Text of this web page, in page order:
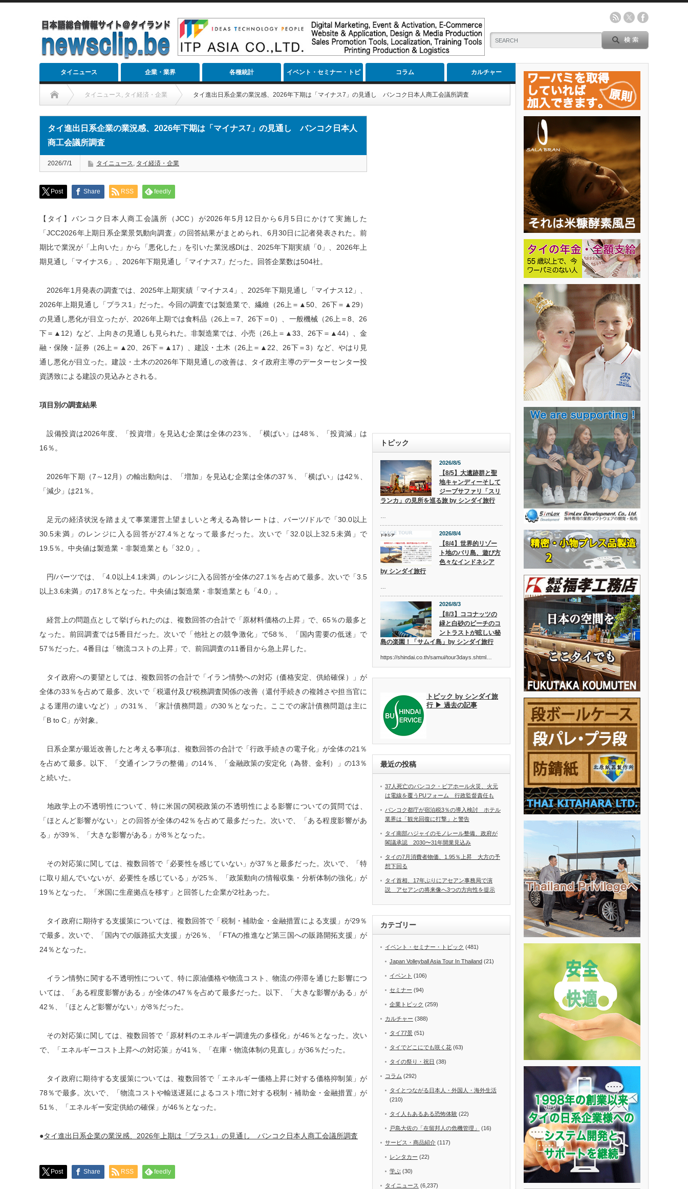
タイニュース 企業・業界 各種統計 イベント・セミナー・トピ
ック
コラム カルチャー
タイニュース, タイ経済・企業 タイ進出日系企業の業況感、2026年下期は「マイナス7」の見通し バンコク日本人商工会議所調査
タイ進出日系企業の業況感、2026年下期は「マイナス7」の見通し バンコク日本人
商工会議所調査
2026/7/1 タイニュース, タイ経済・企業
Post Share RSS feedly
【タイ】バンコク日本人商工会議所（JCC）が2026年5月12日から6月5日にかけて実施した
「JCC2026年上期日系企業景気動向調査」の回答結果がまとめられ、6月30日に記者発表された。前
期比で業況が「上向いた」から「悪化した」を引いた業況感DIは、2025年下期実績「0」、2026年上
期見通し「マイナス6」、2026年下期見通し「マイナス7」だった。回答企業数は504社。
2026年1月発表の調査では、2025年上期実績「マイナス4」、2025年下期見通し「マイナス12」、
2026年上期見通し「プラス1」だった。今回の調査では製造業で、繊維（26上＝▲50、26下＝▲29）
の見通し悪化が目立ったが、2026年上期では食料品（26上＝7、26下＝0）、一般機械（26上＝8、26
下＝▲12）など、上向きの見通しも見られた。非製造業では、小売（26上＝▲33、26下＝▲44）、金
融・保険・証券（26上＝▲20、26下＝▲17）、建設・土木（26上＝▲22、26下＝3）など、やはり見
通し悪化が目立った。建設・土木の2026年下期見通しの改善は、タイ政府主導のデーターセンター投
資誘致による建設の見込みとされる。
項目別の調査結果
設備投資は2026年度、「投資増」を見込む企業は全体の23％、「横ばい」は48％、「投資減」は
16％。
2026年下期（7～12月）の輸出動向は、「増加」を見込む企業は全体の37％、「横ばい」は42％、
「減少」は21％。
足元の経済状況を踏まえて事業運営上望ましいと考える為替レートは、バーツ/ドルで「30.0以上
30.5未満」のレンジに入る回答が27.4％となって最多だった。次いで「32.0以上32.5未満」で
19.5％。中央値は製造業・非製造業とも「32.0」。
円/バーツでは、「4.0以上4.1未満」のレンジに入る回答が全体の27.1％を占めて最多。次いで「3.5
以上3.6未満」の17.8％となった。中央値は製造業・非製造業とも「4.0」。
経営上の問題点として挙げられたのは、複数回答の合計で「原材料価格の上昇」で、65％の最多と
なった。前回調査では5番目だった。次いで「他社との競争激化」で58％、「国内需要の低迷」で
57％だった。4番目は「物流コストの上昇」で、前回調査の11番目から急上昇した。
タイ政府への要望としては、複数回答の合計で「イラン情勢への対応（価格安定、供給確保）」が
全体の33％を占めて最多、次いで「税還付及び税務調査関係の改善（還付手続きの複雑さや担当官に
よる運用の違いなど）」の31％、「家計債務問題」の30％となった。ここでの家計債務問題は主に
「B to C」が対象。
日系企業が最近改善したと考える事項は、複数回答の合計で「行政手続きの電子化」が全体の21％
を占めて最多。以下、「交通インフラの整備」の14％、「金融政策の安定化（為替、金利）」の13％
と続いた。
地政学上の不透明性について、特に米国の関税政策の不透明性による影響についての質問では、
「ほとんど影響がない」との回答が全体の42％を占めて最多だった。次いで、「ある程度影響があ
る」が39％、「大きな影響がある」が8％となった。
その対応策に関しては、複数回答で「必要性を感じていない」が37％と最多だった。次いで、「特
に取り組んでいないが、必要性を感じている」が25％、「政策動向の情報収集・分析体制の強化」が
19％となった。「米国に生産拠点を移す」と回答した企業が2社あった。
タイ政府に期待する支援策については、複数回答で「税制・補助金・金融措置による支援」が29％
で最多。次いで、「国内での販路拡大支援」が26％、「FTAの推進など第三国への販路開拓支援」が
24％となった。
イラン情勢に関する不透明性について、特に原油価格や物流コスト、物流の停滞を通じた影響につ
いては、「ある程度影響がある」が全体の47％を占めて最多だった。以下、「大きな影響がある」が
42％、「ほとんど影響がない」が8％だった。
その対応策に関しては、複数回答で「原材料のエネルギー調達先の多様化」が46％となった。次い
で、「エネルギーコスト上昇への対応策」が41％、「在庫・物流体制の見直し」が36％だった。
タイ政府に期待する支援策については、複数回答で「エネルギー価格上昇に対する価格抑制策」が
78％で最多。次いで、「物流コストや輸送遅延によるコスト増に対する税制・補助金・金融措置」が
51％、「エネルギー安定供給の確保」が46％となった。
●タイ進出日系企業の業況感、2026年上期は「プラス1」の見通し バンコク日本人商工会議所調査
Post Share RSS feedly
トピック
2026/8/5
【8/5】大遺跡群と聖
地キャンディーそして
ジープサファリ「スリ
ランカ」の見所を巡る旅 by シンダイ旅行
2026/8/4
【8/4】世界的リゾー
ト地のバリ島、遊び方
色々なインドネシア
by シンダイ旅行
2026/8/3
【8/3】ココナッツの
緑と白砂のビーチのコ
ントラストが眩しい秘
島の楽園！「サムイ島」by シンダイ旅行
https://shindai.co.th/samui/tour3days.shtml…
トピック by シンダイ旅
行 ▶ 過去の記事
最近の投稿
37人死亡のバンコク・ビアホール火災、火元
は電線を覆うPUフォーム 行政監督責任も
バンコク都庁が宿泊税3％の導入検討 ホテル
業界は「観光回復に打撃」と警告
タイ南部ハジャイのモノレール整備、政府が
閣議承認 2030〜31年開業見込み
タイの7月消費者物価、1.95％上昇 大方の予
想下回る
タイ首相、17年ぶりにアセアン事務局で演
説 アセアンの将来像へ3つの方向性を提示
カテゴリー
イベント・セミナー・トピック (481)
Japan Volleyball Asia Tour In Thailand (21)
イベント (106)
セミナー (94)
企業トピック (259)
カルチャー (388)
タイ77景 (51)
タイでどこにでも咲く花 (63)
タイの祭り・祝日 (38)
コラム (292)
タイとつながる日本人・外国人・海外生活
(210)
タイ人もあるある恐怖体験 (22)
戸島大佐の「在留邦人の危機管理」 (16)
サービス・商品紹介 (117)
レンタカー (22)
学ぶ (30)
タイニュース (6,237)